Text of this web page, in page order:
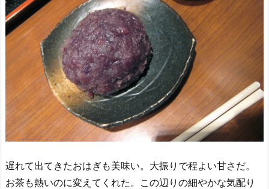
遅れて出てきたおはぎも美味い。大振りで程よい甘さだ。
お茶も熱いのに変えてくれた。この辺りの細やかな気配り